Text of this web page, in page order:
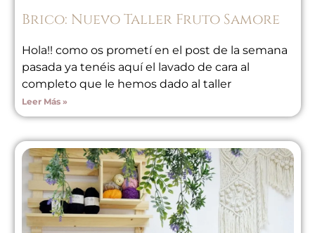
Brico: Nuevo Taller Fruto Samore
Hola!! como os prometí en el post de la semana
pasada ya tenéis aquí el lavado de cara al
completo que le hemos dado al taller
Leer Más »